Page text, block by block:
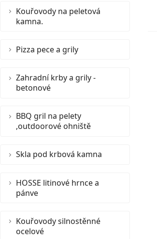
Kouřovody na peletová
kamna.
Pizza pece a grily
Zahradní krby a grily -
betonové
BBQ gril na pelety
,outdoorové ohniště
Skla pod krbová kamna
HOSSE litinové hrnce a
pánve
Kouřovody silnostěnné
ocelové